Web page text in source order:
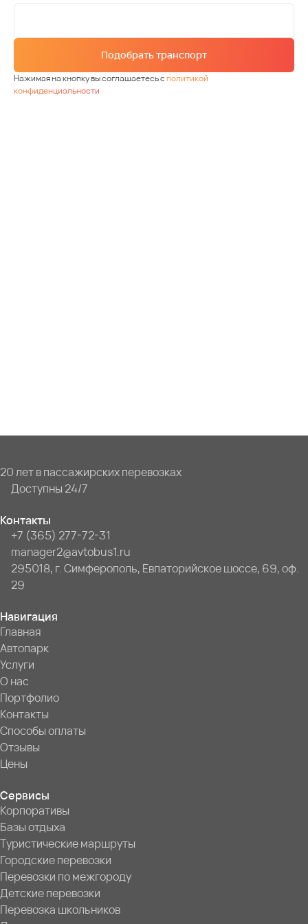
Подобрать транспорт
Нажимая на кнопку вы соглашаетесь сполитикой
конфиденциальности
20 лет в пассажирских перевозках
Доступны 24/7
Контакты
+7 (365) 277-72-31
manager2@avtobus1.ru
295018, г. Симферополь, Евпаторийское шоссе, 69, оф.
29
Навигация
Главная
Автопарк
Услуги
О нас
Портфолио
Контакты
Способы оплаты
Отзывы
Цены
Сервисы
Корпоративы
Базы отдыха
Туристические маршруты
Городские перевозки
Перевозки по межгороду
Детские перевозки
Перевозка школьников